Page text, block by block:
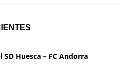
Huesca – FC Andorra